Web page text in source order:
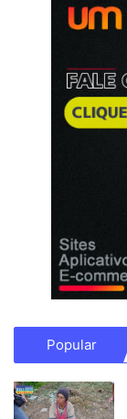
Popular